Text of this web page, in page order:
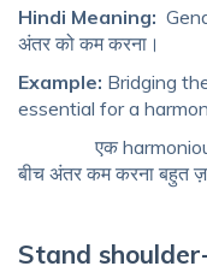
Hindi Meaning:
अंतर को कम करना।
Example: Bridging
essential for a
एक harmonious
बीच अंतर कम करना बहुत
Stand